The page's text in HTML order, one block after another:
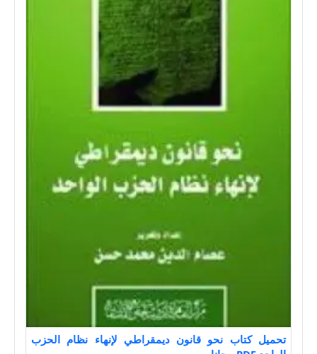
تحميل كتاب نحو قانون ديمقراطي لإنهاء نظام الحزب